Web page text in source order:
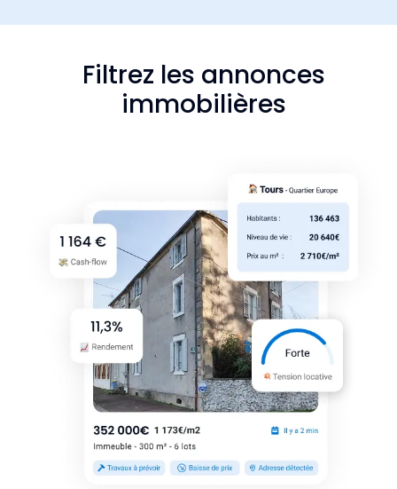
Filtrez les annonces
immobilières